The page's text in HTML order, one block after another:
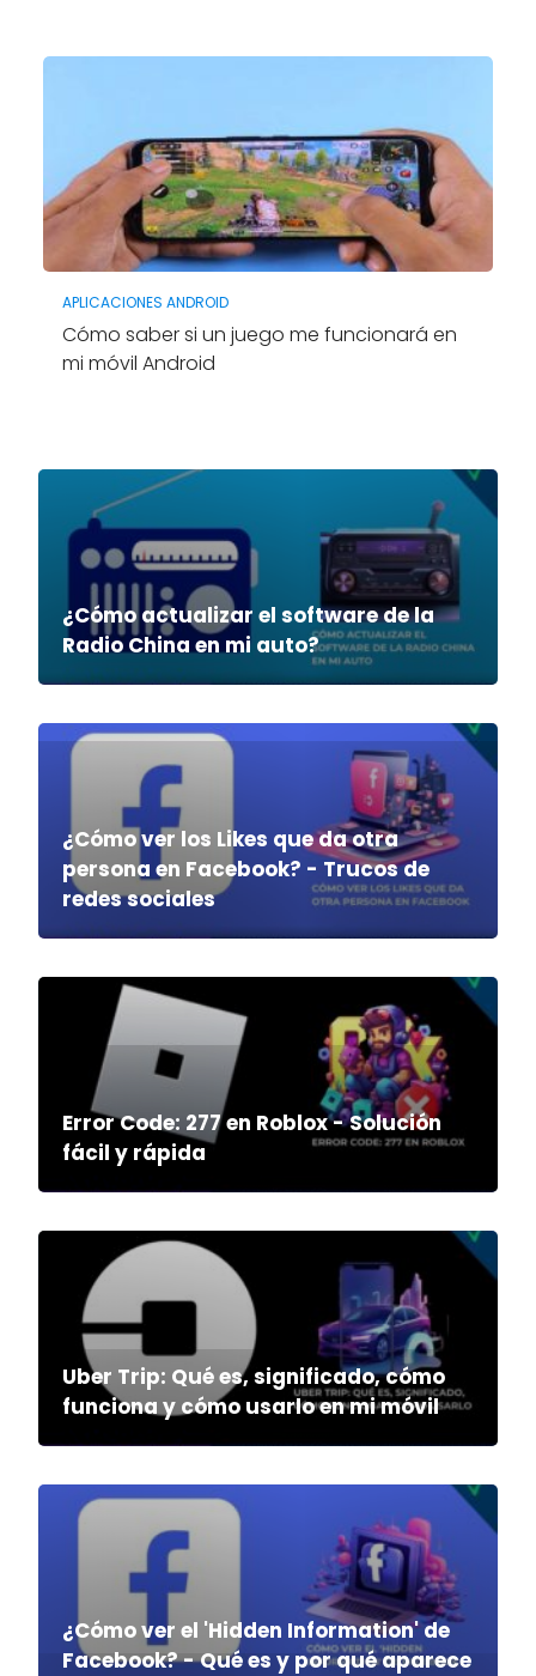
APLICACIONES ANDROID
Cómo saber si un juego me funcionará en
mi móvil Android
¿Cómo actualizar el software de la
Radio China en mi auto?
¿Cómo ver los Likes que da otra
persona en Facebook? - Trucos de
redes sociales
Error Code: 277 en Roblox - Solución
fácil y rápida
Uber Trip: Qué es, significado, cómo
funciona y cómo usarlo en mi móvil
¿Cómo ver el 'Hidden Information' de
Facebook? - Qué es y por qué aparece